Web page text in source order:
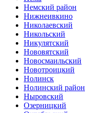
Немский район
Нижнеивкино
Николаевский
Никольский
Никулятский
Нововятский
Новосмаильский
Новотроицкий
Нолинск
Нолинский район
Ныровский
Озерницкий